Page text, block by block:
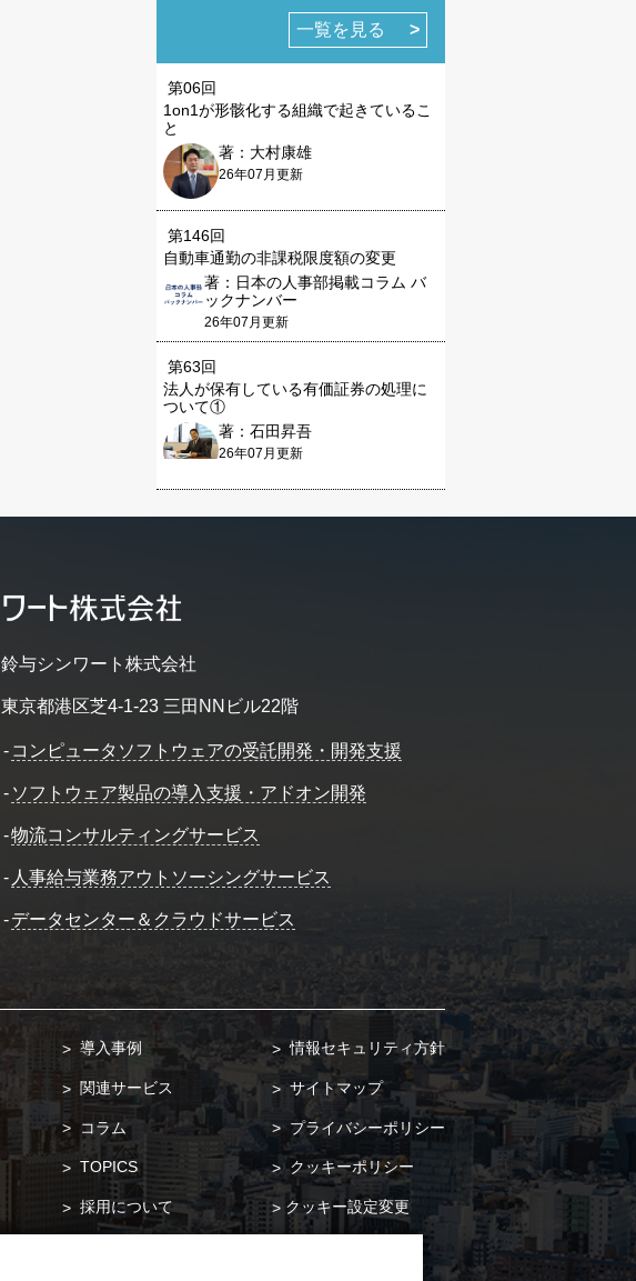
一覧を見る
第06回
1on1が形骸化する組織で起きているこ
と
著：大村康雄
26年07月更新
第146回
自動車通勤の非課税限度額の変更
著：日本の人事部掲載コラム バ
ックナンバー
26年07月更新
第63回
法人が保有している有価証券の処理に
ついて①
著：石田昇吾
26年07月更新
鈴与シンワート株式会社
東京都港区芝4-1-23 三田NNビル22階
- コンピュータソフトウェアの受託開発・開発支援
- ソフトウェア製品の導入支援・アドオン開発
-物流コンサルティングサービス
- 人事給与業務アウトソーシングサービス
-データセンター＆クラウドサービス
導入事例
関連サービス
コラム
TOPICS
採用について
情報セキュリティ方針
サイトマップ
プライバシーポリシー
クッキーポリシー
クッキー設定変更